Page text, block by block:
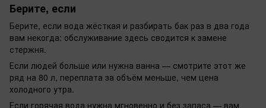
Берите, если
Берите, если вода жёсткая и разбирать бак раз в два года
вам некогда: обслуживание здесь сводится к замене
стержня.
Если людей больше или нужна ванна — смотрите этот же
ряд на 80 л, переплата за объём меньше, чем цена
холодного утра.
Если горячая вода нужна мгновенно и без запаса — вам